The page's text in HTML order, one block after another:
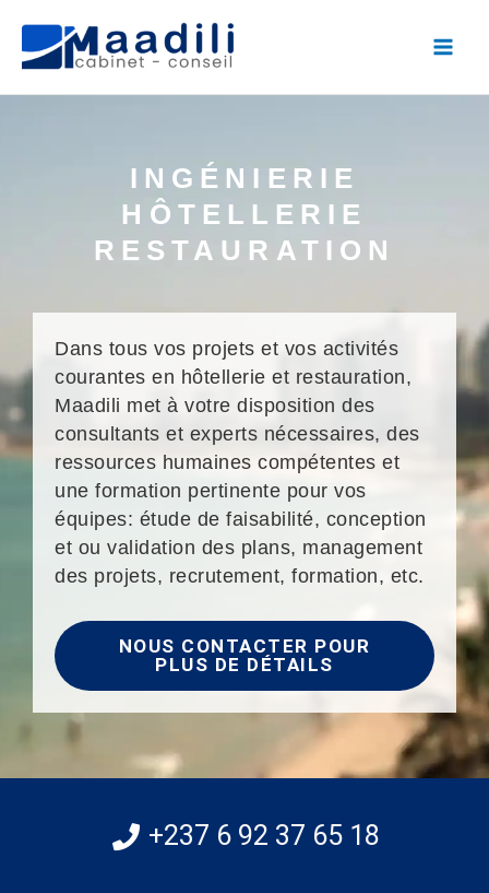
contenu
INGÉNIERIE
HÔTELLERIE
RESTAURATION
Dans tous vos projets et vos activités
courantes en hôtellerie et restauration,
Maadili met à votre disposition des
consultants et experts nécessaires, des
ressources humaines compétentes et
une formation pertinente pour vos
équipes: étude de faisabilité, conception
et ou validation des plans, management
des projets, recrutement, formation, etc.
NOUS CONTACTER POUR
PLUS DE DÉTAILS
+237 6 92 37 65 18